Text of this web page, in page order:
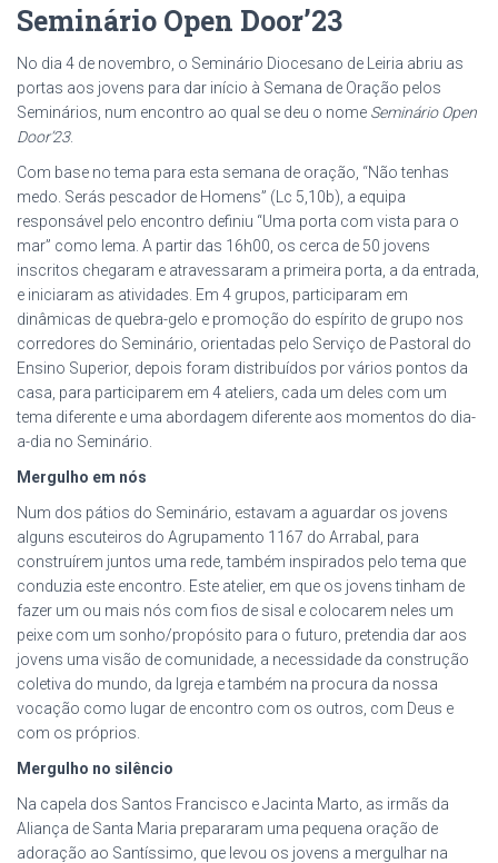
Seminário Open Door’23
No dia 4 de novembro, o Seminário Diocesano de Leiria abriu as
portas aos jovens para dar início à Semana de Oração pelos
Seminários, num encontro ao qual se deu o nome Seminário Open
Door’23.
Com base no tema para esta semana de oração, “Não tenhas
medo. Serás pescador de Homens” (Lc 5,10b), a equipa
responsável pelo encontro definiu “Uma porta com vista para o
mar” como lema. A partir das 16h00, os cerca de 50 jovens
inscritos chegaram e atravessaram a primeira porta, a da entrada,
e iniciaram as atividades. Em 4 grupos, participaram em
dinâmicas de quebra-gelo e promoção do espírito de grupo nos
corredores do Seminário, orientadas pelo Serviço de Pastoral do
Ensino Superior, depois foram distribuídos por vários pontos da
casa, para participarem em 4 ateliers, cada um deles com um
tema diferente e uma abordagem diferente aos momentos do dia-
a-dia no Seminário.
Mergulho em nós
Num dos pátios do Seminário, estavam a aguardar os jovens
alguns escuteiros do Agrupamento 1167 do Arrabal, para
construírem juntos uma rede, também inspirados pelo tema que
conduzia este encontro. Este atelier, em que os jovens tinham de
fazer um ou mais nós com fios de sisal e colocarem neles um
peixe com um sonho/propósito para o futuro, pretendia dar aos
jovens uma visão de comunidade, a necessidade da construção
coletiva do mundo, da Igreja e também na procura da nossa
vocação como lugar de encontro com os outros, com Deus e
com os próprios.
Mergulho no silêncio
Na capela dos Santos Francisco e Jacinta Marto, as irmãs da
Aliança de Santa Maria prepararam uma pequena oração de
adoração ao Santíssimo, que levou os jovens a mergulhar na